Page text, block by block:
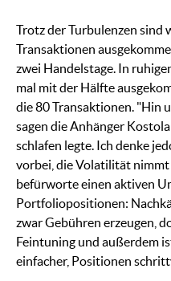
Trotz der Turbulenzen sind
Transaktionen
zwei Handelstage. In
mal mit der Hälfte
die 80 Transaktionen. "Hin
sagen die Anhänger
schlafen legte. Ich denke
vorbei, die Volatilität nimmt
befürworte einen aktiven
Portfoliopositionen:
zwar Gebühren erzeugen,
Feintuning und außerdem
einfacher, Positionen